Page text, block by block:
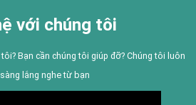
với chúng tôi
Bạn cần chúng tôi giúp đỡ? Chúng tôi luôn
lắng nghe từ bạn